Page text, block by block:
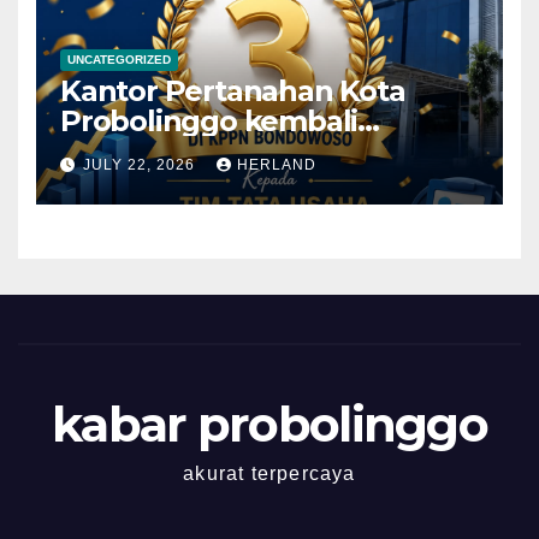
Kota Probolinggo
UNCATEGORIZED
Kantor Pertanahan Kota
Probolinggo kembali
memperoleh Prestasi yang
Membanggakan!
JULY 22, 2026 HERLAND
kabar probolinggo
akurat terpercaya